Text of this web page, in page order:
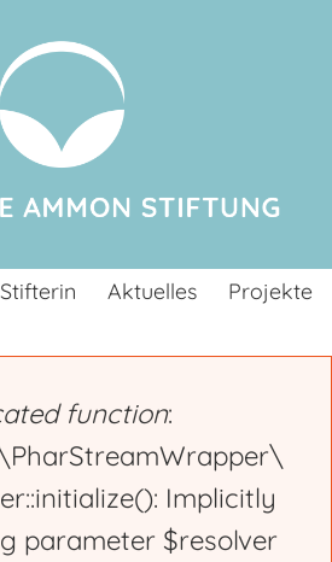
Aktuelles
Projekte
function:
Implicitly
parameter $resolver